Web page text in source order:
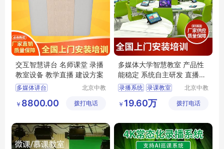
交互智慧讲台 名师课堂 录播
教室设备 教学直播 建设方案
多媒体讲台
多媒体智慧讲台
智慧黑板讲台
北京中教
有限公司
￥ 8800.00 拨打电话
多媒体大学智慧教室 产品性
能稳定 系统自主研发 直播录
播设备
录播系统 录课教室
录播课程
北京中教
有限公司
￥ 19.60万 拨打电话